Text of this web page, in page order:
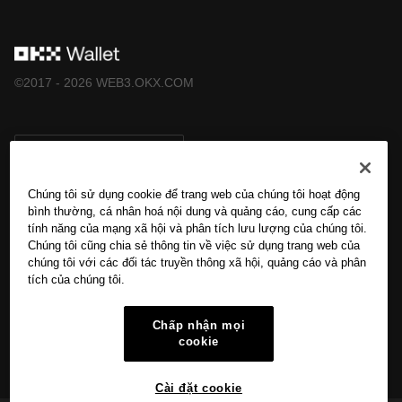
©2017 - 2026 WEB3.OKX.COM
Tìm hiểu thêm về OKX Web3
Sản phẩm
Chúng tôi sử dụng cookie để trang web của chúng tôi hoạt động
bình thường, cá nhân hoá nội dung và quảng cáo, cung cấp các
tính năng của mạng xã hội và phân tích lưu lượng của chúng tôi.
Chúng tôi cũng chia sẻ thông tin về việc sử dụng trang web của
chúng tôi với các đối tác truyền thông xã hội, quảng cáo và phân
tích của chúng tôi.
Chấp nhận mọi
cookie
Cài đặt cookie